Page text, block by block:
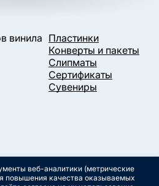
винила Пластинки
Конверты и пакеты
Слипматы
Сертификаты
Сувениры
веб-аналитики (метрические
повышения качества оказываемых